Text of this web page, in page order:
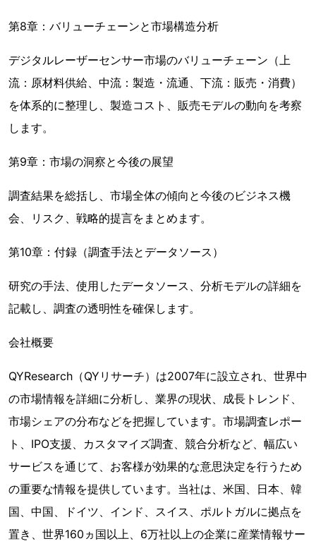
第8章：バリューチェーンと市場構造分析
デジタルレーザーセンサー市場のバリューチェーン（上
流：原材料供給、中流：製造・流通、下流：販売・消費）
を体系的に整理し、製造コスト、販売モデルの動向を考察
します。
第9章：市場の洞察と今後の展望
調査結果を総括し、市場全体の傾向と今後のビジネス機
会、リスク、戦略的提言をまとめます。
第10章：付録（調査手法とデータソース）
研究の手法、使用したデータソース、分析モデルの詳細を
記載し、調査の透明性を確保します。
会社概要
QYResearch（QYリサーチ）は2007年に設立され、世界中
の市場情報を詳細に分析し、業界の現状、成長トレンド、
市場シェアの分布などを把握しています。市場調査レポー
ト、IPO支援、カスタマイズ調査、競合分析など、幅広い
サービスを通じて、お客様が効果的な意思決定を行うため
の重要な情報を提供しています。当社は、米国、日本、韓
国、中国、ドイツ、インド、スイス、ポルトガルに拠点を
置き、世界160ヵ国以上、6万社以上の企業に産業情報サー